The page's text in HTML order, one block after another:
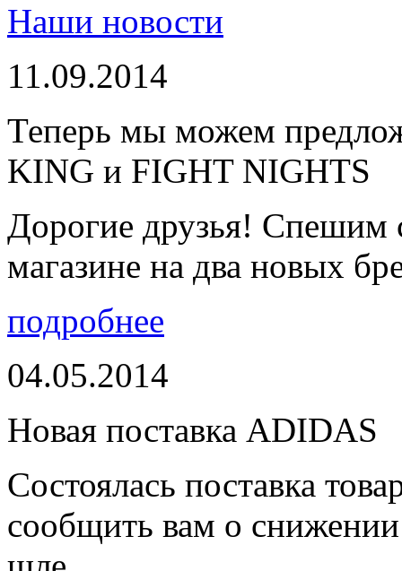
Наши новости
11.09.2014
Теперь мы можем
KING и FIGHT NIGHTS
Дорогие друзья! Спешим
магазине на два новых
подробнее
04.05.2014
Новая поставка ADIDAS
Состоялась поставка
сообщить вам о